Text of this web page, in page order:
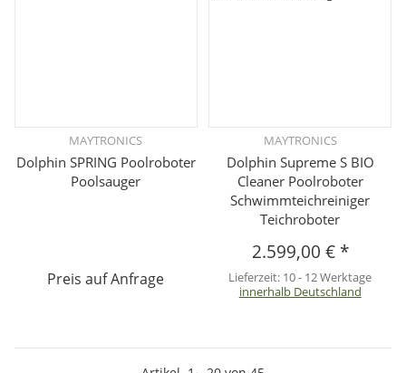
MAYTRONICS
Dolphin SPRING Poolroboter
Poolsauger
Preis auf Anfrage
MAYTRONICS
Dolphin Supreme S BIO
Cleaner Poolroboter
Schwimmteichreiniger
Teichroboter
2.599,00 € *
Lieferzeit: 10 - 12 Werktage
innerhalb Deutschland